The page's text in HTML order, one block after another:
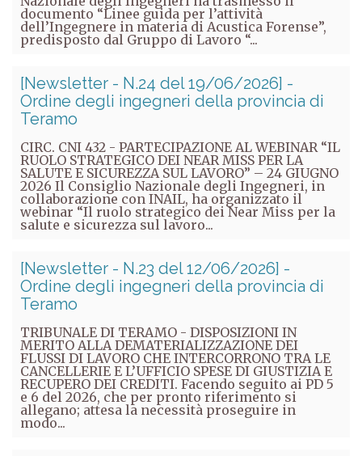
documento “Linee guida per l’attività
dell’Ingegnere in materia di Acustica Forense”,
predisposto dal Gruppo di Lavoro “...
[Newsletter - N.24 del 19/06/2026] -
Ordine degli ingegneri della provincia di
Teramo
CIRC. CNI 432 - PARTECIPAZIONE AL WEBINAR “IL
RUOLO STRATEGICO DEI NEAR MISS PER LA
SALUTE E SICUREZZA SUL LAVORO” – 24 GIUGNO
2026 Il Consiglio Nazionale degli Ingegneri, in
collaborazione con INAIL, ha organizzato il
webinar “Il ruolo strategico dei Near Miss per la
salute e sicurezza sul lavoro...
[Newsletter - N.23 del 12/06/2026] -
Ordine degli ingegneri della provincia di
Teramo
TRIBUNALE DI TERAMO - DISPOSIZIONI IN
MERITO ALLA DEMATERIALIZZAZIONE DEI
FLUSSI DI LAVORO CHE INTERCORRONO TRA LE
CANCELLERIE E L’UFFICIO SPESE DI GIUSTIZIA E
RECUPERO DEI CREDITI. Facendo seguito ai PD 5
e 6 del 2026, che per pronto riferimento si
allegano; attesa la necessità proseguire in
modo...